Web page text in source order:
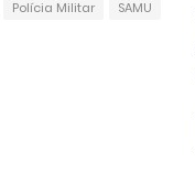
Polícia Militar SAMU